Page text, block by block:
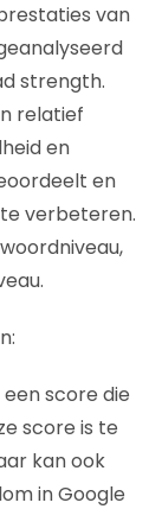
van
strength.
relatief
en
en
verbeteren.
een score die
score is te
kan ook
in Google